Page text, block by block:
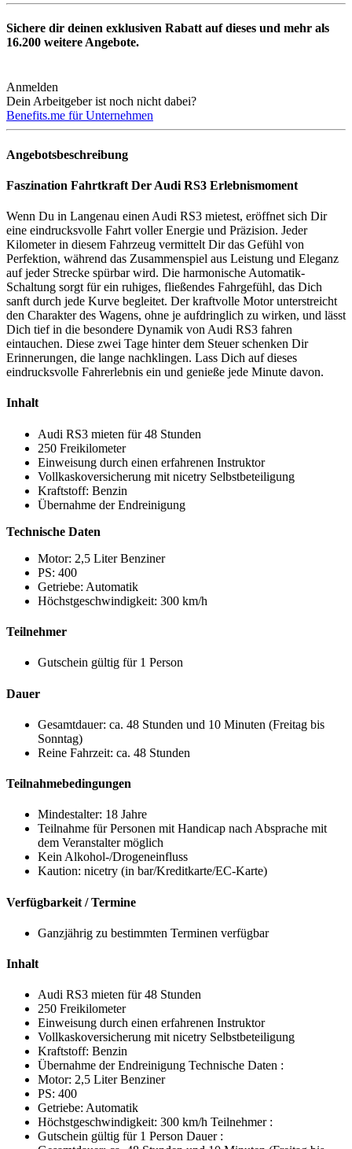
Sichere dir deinen exklusiven Rabatt auf dieses und mehr als
16.200 weitere Angebote.
Anmelden
Dein Arbeitgeber ist noch nicht dabei?
Benefits.me für Unternehmen
Angebotsbeschreibung
Faszination Fahrtkraft Der Audi RS3 Erlebnismoment
Wenn Du in Langenau einen Audi RS3 mietest, eröffnet sich Dir
eine eindrucksvolle Fahrt voller Energie und Präzision. Jeder
Kilometer in diesem Fahrzeug vermittelt Dir das Gefühl von
Perfektion, während das Zusammenspiel aus Leistung und Eleganz
auf jeder Strecke spürbar wird. Die harmonische Automatik-
Schaltung sorgt für ein ruhiges, fließendes Fahrgefühl, das Dich
sanft durch jede Kurve begleitet. Der kraftvolle Motor unterstreicht
den Charakter des Wagens, ohne je aufdringlich zu wirken, und lässt
Dich tief in die besondere Dynamik von Audi RS3 fahren
eintauchen. Diese zwei Tage hinter dem Steuer schenken Dir
Erinnerungen, die lange nachklingen. Lass Dich auf dieses
eindrucksvolle Fahrerlebnis ein und genieße jede Minute davon.
Inhalt
Audi RS3 mieten für 48 Stunden
250 Freikilometer
Einweisung durch einen erfahrenen Instruktor
Vollkaskoversicherung mit nicetry Selbstbeteiligung
Kraftstoff: Benzin
Übernahme der Endreinigung
Technische Daten
Motor: 2,5 Liter Benziner
PS: 400
Getriebe: Automatik
Höchstgeschwindigkeit: 300 km/h
Teilnehmer
Gutschein gültig für 1 Person
Dauer
Gesamtdauer: ca. 48 Stunden und 10 Minuten (Freitag bis
Sonntag)
Reine Fahrzeit: ca. 48 Stunden
Teilnahmebedingungen
Mindestalter: 18 Jahre
Teilnahme für Personen mit Handicap nach Absprache mit
dem Veranstalter möglich
Kein Alkohol-/Drogeneinfluss
Kaution: nicetry (in bar/Kreditkarte/EC-Karte)
Verfügbarkeit / Termine
Ganzjährig zu bestimmten Terminen verfügbar
Inhalt
Audi RS3 mieten für 48 Stunden
250 Freikilometer
Einweisung durch einen erfahrenen Instruktor
Vollkaskoversicherung mitnicetry Selbstbeteiligung
Kraftstoff: Benzin
Übernahme der Endreinigung Technische Daten :
Motor: 2,5 Liter Benziner
PS: 400
Getriebe: Automatik
Höchstgeschwindigkeit: 300 km/h Teilnehmer :
Gutschein gültig für 1 Person Dauer :